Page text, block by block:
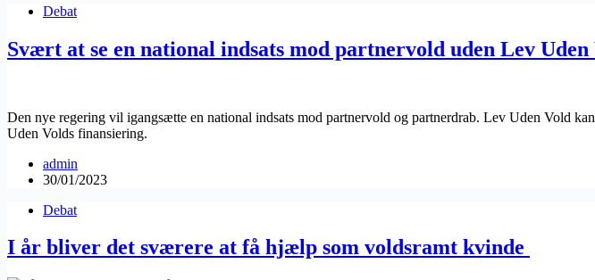
Debat
Svært at se en national indsats mod partnervold uden Lev Uden
Den nye regering vil igangsætte en national indsats mod partnervold og partnerdrab. Lev Uden Vold
Uden Volds finansiering.
admin
30/01/2023
Debat
I år bliver det sværere at få hjælp som voldsramt kvinde